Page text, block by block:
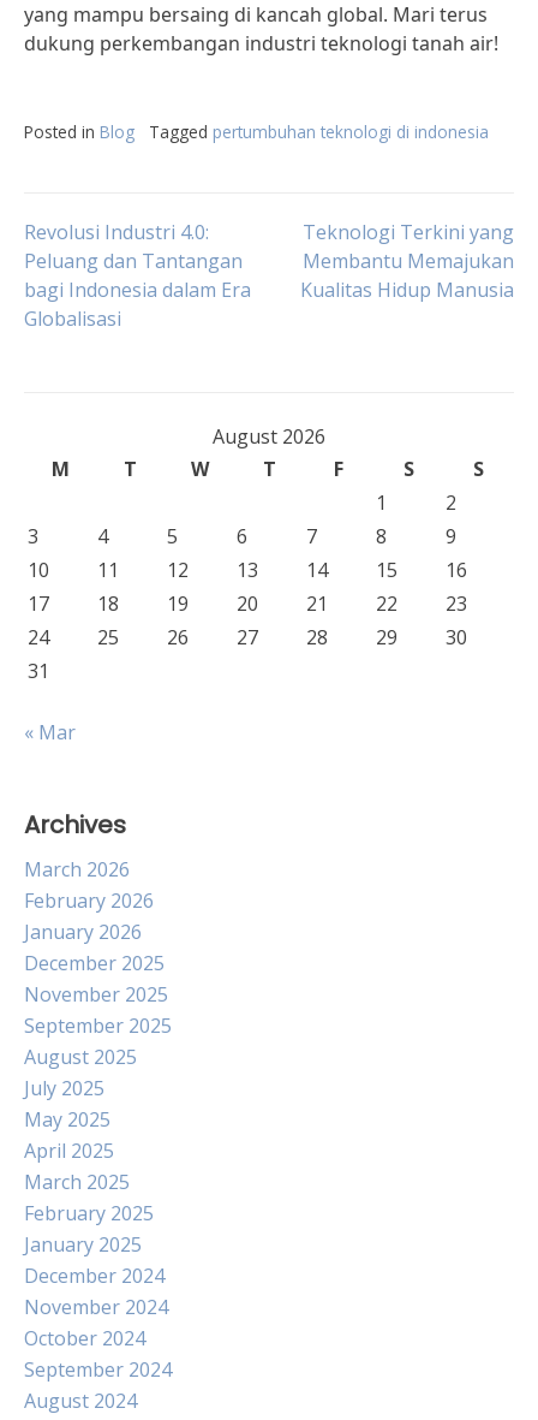
yang mampu bersaing di kancah global. Mari terus
dukung perkembangan industri teknologi tanah air!
Posted in Blog Tagged pertumbuhan teknologi di indonesia
Post
navigation
Revolusi Industri 4.0:
Peluang dan Tantangan
bagi Indonesia dalam Era
Globalisasi
Teknologi Terkini yang
Membantu Memajukan
Kualitas Hidup Manusia
August 2026
M
T W T F S
S
1
2
3
4 5 6 7 8
9
10
11 12 13 14 15
16
17
18 19 20 21 22
23
24
25 26 27 28 29
30
31
« Mar
Archives
March 2026
February 2026
January 2026
December 2025
November 2025
September 2025
August 2025
July 2025
May 2025
April 2025
March 2025
February 2025
January 2025
December 2024
November 2024
October 2024
September 2024
August 2024